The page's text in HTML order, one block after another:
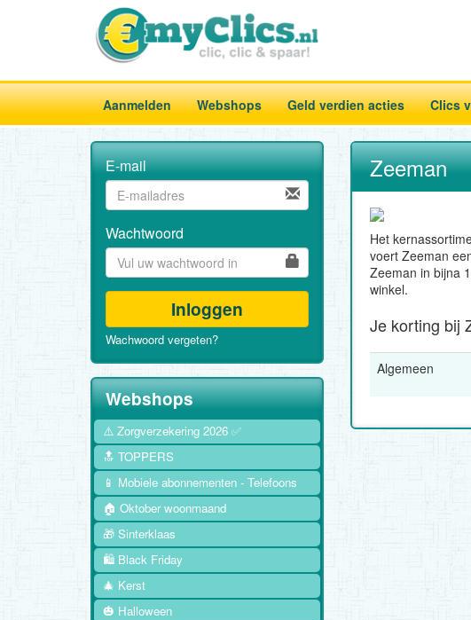
Aanmelden Webshops Geld verdien acties Clics
Zeeman
Het
voert Zeeman
Zeeman in bijna
winkel.
Je korting bij
Algemeen
E-mail
Wachtwoord
Inloggen
Wachwoord vergeten?
Webshops
⚠️ Zorgverzekering 2026 ✅
🔝 TOPPERS
📱 Mobiele abonnementen - Telefoons
🏠 Oktober woonmaand
🎁 Sinterklaas
🛍️ Black Friday
🎄 Kerst
🎃 Halloween